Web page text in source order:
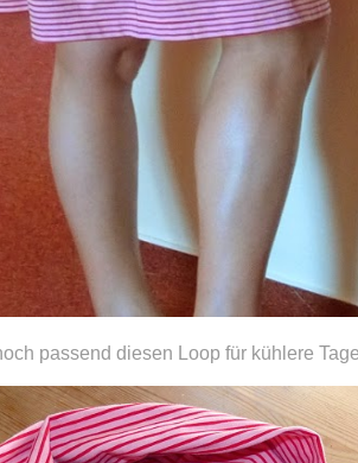
passend diesen Loop für kühlere